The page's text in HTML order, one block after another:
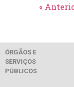
«
ÓRGÃOS E
SERVIÇOS
PÚBLICOS